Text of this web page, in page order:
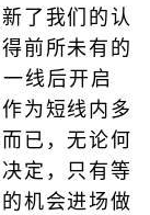
了我们的认
前所未有的
线后开启
为短线内多
已，无论何
定，只有等
机会进场做